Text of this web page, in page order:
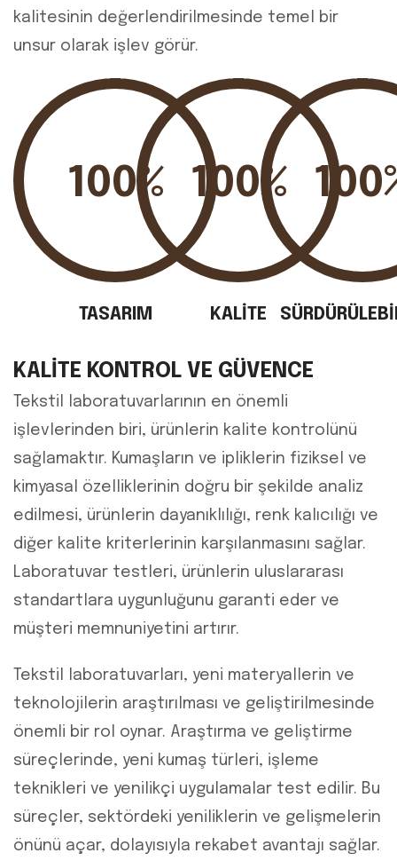
kalitesinin değerlendirilmesinde temel bir
unsur olarak işlev görür.
100%
TASARIM
100%
KALİTE
KALITE KONTROL VE GÜVENCE
Tekstil laboratuvarlarının en önemli
işlevlerinden biri, ürünlerin kalite kontrolünü
sağlamaktır. Kumaşların ve ipliklerin fiziksel ve
kimyasal özelliklerinin doğru bir şekilde analiz
edilmesi, ürünlerin dayanıklılığı, renk kalıcılığı ve
diğer kalite kriterlerinin karşılanmasını sağlar.
Laboratuvar testleri, ürünlerin uluslararası
standartlara uygunluğunu garanti eder ve
müşteri memnuniyetini artırır.
Tekstil laboratuvarları, yeni materyallerin ve
teknolojilerin araştırılması ve geliştirilmesinde
önemli bir rol oynar. Araştırma ve geliştirme
süreçlerinde, yeni kumaş türleri, işleme
teknikleri ve yenilikçi uygulamalar test edilir. Bu
süreçler, sektördeki yeniliklerin ve gelişmelerin
önünü açar, dolayısıyla rekabet avantajı sağlar.